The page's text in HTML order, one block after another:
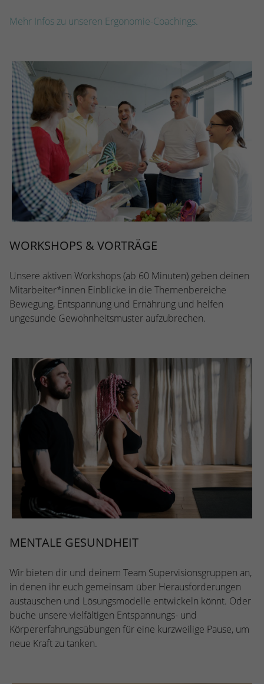
Mehr Infos zu unseren Ergonomie-Coachings.
WORKSHOPS & VORTRÄGE
Unsere aktiven Workshops (ab 60 Minuten) geben deinen
Mitarbeiter*innen Einblicke in die Themenbereiche
Bewegung, Entspannung und Ernährung und helfen
ungesunde Gewohnheitsmuster aufzubrechen.
MENTALE GESUNDHEIT
Wir bieten dir und deinem Team Supervisionsgruppen an,
in denen ihr euch gemeinsam über Herausforderungen
austauschen und Lösungsmodelle entwickeln könnt. Oder
buche unsere vielfältigen Entspannungs- und
Körpererfahrungsübungen für eine kurzweilige Pause, um
neue Kraft zu tanken.